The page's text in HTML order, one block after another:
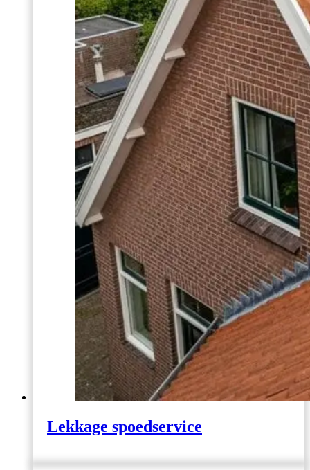
Lekkage spoedservice